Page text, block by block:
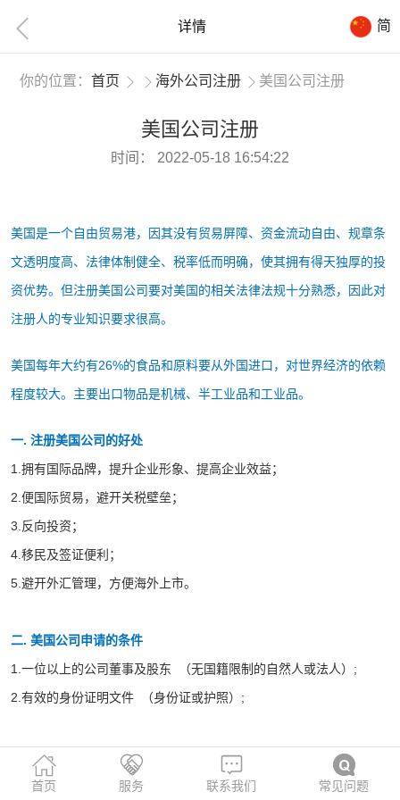
详情 简
你的位置：首页 海外公司注册 美国公司注册
美国公司注册
时间： 2022-05-18 16:54:22
美国是一个自由贸易港，因其没有贸易屏障、资金流动自由、规章条
文透明度高、法律体制健全、税率低而明确，使其拥有得天独厚的投
资优势。但注册美国公司要对美国的相关法律法规十分熟悉，因此对
注册人的专业知识要求很高。
美国每年大约有26%的食品和原料要从外国进口，对世界经济的依赖
程度较大。主要出口物品是机械、半工业品和工业品。
一. 注册美国公司的好处
1.拥有国际品牌，提升企业形象、提高企业效益；
2.便国际贸易，避开关税壁垒；
3.反向投资；
4.移民及签证便利；
5.避开外汇管理，方便海外上市。
二. 美国公司申请的条件
1.一位以上的公司董事及股东 （无国籍限制的自然人或法人）;
2.有效的身份证明文件 （身份证或护照）;
三. 美国公司类型
1.股份有限公式INC：这是目前中国人在美国注册公司最常用的公司
首页 服务 联系我们 常见问题